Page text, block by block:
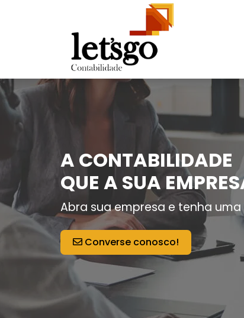
A CONTABILIDADE
QUE A SUA
Abra sua empresa e tenha
Converse conosco!